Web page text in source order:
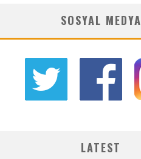
SOSYAL MEDYA
LATEST